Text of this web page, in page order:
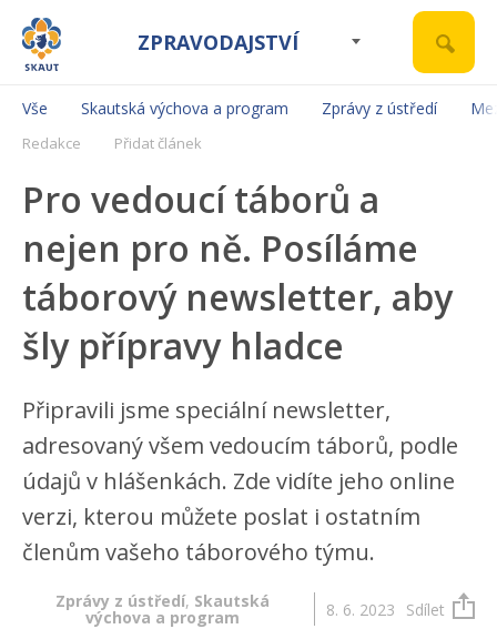
ZPRAVODAJSTVÍ
Vše Skautská výchova a program Zprávy z ústředí
Redakce Přidat článek
Pro vedoucí táborů a
nejen pro ně. Posíláme
táborový newsletter, aby
šly přípravy hladce
Připravili jsme speciální newsletter,
adresovaný všem vedoucím táborů, podle
údajů v hlášenkách. Zde vidíte jeho online
verzi, kterou můžete poslat i ostatním
členům vašeho táborového týmu.
Zprávy z ústředí, Skautská
výchova a program 8. 6. 2023 Sdílet